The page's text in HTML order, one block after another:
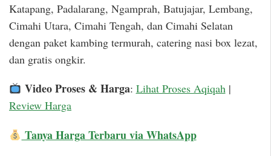
Katapang, Padalarang, Ngamprah, Batujajar, Lembang,
Cimahi Utara, Cimahi Tengah, dan Cimahi Selatan
dengan paket kambing termurah, catering nasi box lezat,
dan gratis ongkir.
Video Proses & Harga: Lihat Proses Aqiqah|
Review Harga
Tanya Harga Terbaru via WhatsApp